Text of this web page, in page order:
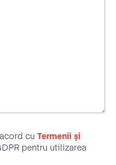
cu Termenii și
pentru utilizarea